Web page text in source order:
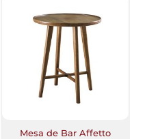
Mesa de Bar Affetto